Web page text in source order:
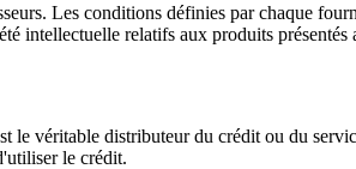
Les conditions définies par chaque
intellectuelle relatifs aux produits présentés
le véritable distributeur du crédit ou du
le crédit.